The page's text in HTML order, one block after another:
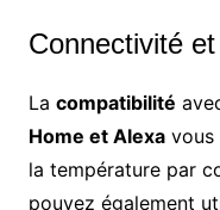
Connectivité
La compatibilité
Home et Alexavous
la température par
pouvez également